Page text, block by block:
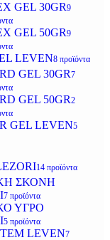
GEL 30GR9
GEL 50GR9
LEVEN8 προϊόντα
GEL 30GR7
GEL 50GR2
GEL LEVEN5
14 προϊόντα
ΣΚΟΝΗ
7 προϊόντα
ΥΓΡΟ
5 προϊόντα
LEVEN7